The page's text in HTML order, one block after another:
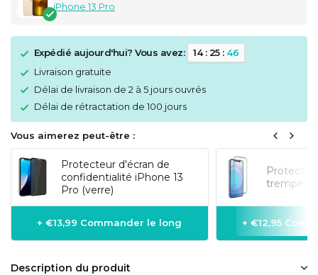
iPhone 13 Pro
Expédié aujourd'hui? Vous avez: 14:25: 46
Livraison gratuite
Délai de livraison de 2 à 5 jours ouvrés
Délai de rétractation de 100 jours
Vous aimerez peut-être :
Protecteur d'écran de
confidentialité iPhone 13
Pro (verre)
+ €13,99 Commander le long
trempé
+ €12,95
Description du produit